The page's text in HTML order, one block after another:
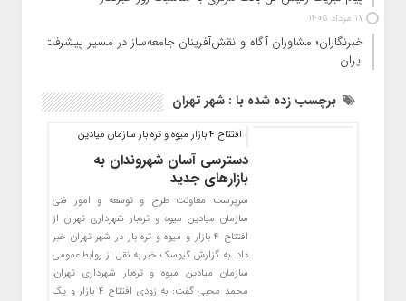
17 مرداد 1405
خبرنگاران؛ مشاوران آگاه و نقش‌آفرینان جامعه‌ساز در مسیر پیشرفت
ایران
برچسب زده شده با : شهر تهران
افتتاح 4 بازار میوه و تره بار سازمان میادین
دسترسی آسان شهروندان به
بازارهای جدید
سرپرست معاونت طرح و توسعه و امور فنی
سازمان میادین میوه و تره‌بار شهرداری تهران از
افتتاح ۴ بازار و میوه و تره بار در شهر تهران خبر
داد. به گزارش کیوسک خبر به نقل از روابط‌عمومی
سازمان میادین میوه و تره‌بار شهرداری تهران؛
محمد محبی گفت: به زودی افتتاح ۴ بازار و یک